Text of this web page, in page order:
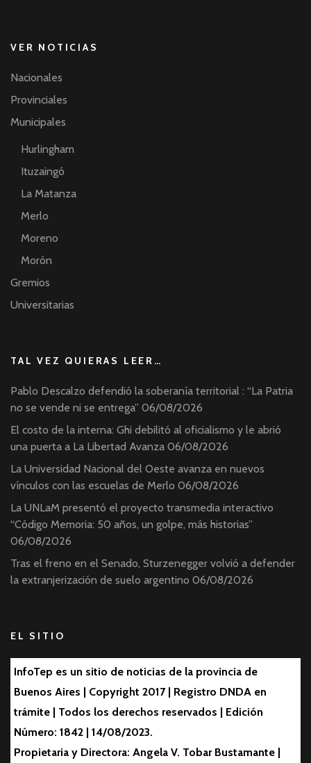
VER NOTICIAS
Nacionales
Provinciales
Municipales
Hurlingham
Ituzaingó
La Matanza
Merlo
Moreno
Morón
Gremios
Universitarias
TAL VEZ QUIERAS LEER…
Pablo Descalzo defendió la soberanía territorial : “La Patria
no se vende ni se entrega” 06/08/2026
El costo de la interna: Ghi debilitó al oficialismo y le abrió
una puerta a La Libertad Avanza 06/08/2026
La Universidad Nacional del Oeste avanza en nuevos
vínculos con las escuelas de Merlo 06/08/2026
La UNLaM presentó el proyecto transmedia interactivo
“Código Memoria: 50 años, un golpe, más historias”
06/08/2026
Tras el freno en el Senado, Sturzenegger volvió a defender
la extranjerización de suelo argentino 06/08/2026
EL SITIO
InfoTep es un sitio de noticias de la provincia de
Buenos Aires | Copyright 2017 | Registro DNDA en
trámite | Todos los derechos reservados | Edición
Número: 1842 | 14/08/2023.
Propietaria y Directora: Angela V. Tobar Bustamante |